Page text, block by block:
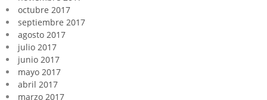
octubre 2017
septiembre 2017
agosto 2017
julio 2017
junio 2017
mayo 2017
abril 2017
marzo 2017